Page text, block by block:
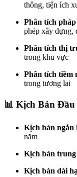
thông, tiện ích
Phân tích
phép xây dựng,
Phân tích thị
trong khu vực
Phân tích tiềm
trong tương lai
📊 Kịch Bản
Kịch bản ngắn
năm
Kịch bản trung
Kịch bản dài